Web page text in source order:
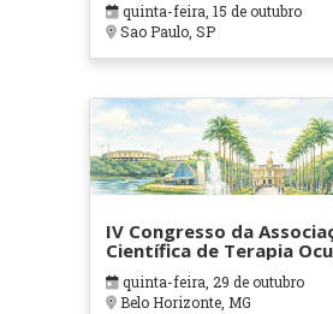
quinta-feira, 15 de outubro
Sao Paulo, SP
IV Congresso da
Científica de Terapia
em Contextos
Cuidados Paliativos -
quinta-feira, 29 de outubro
Belo Horizonte, MG